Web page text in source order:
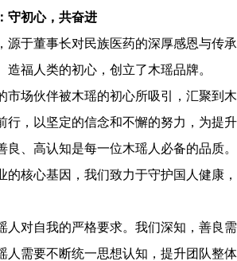
初心，共奋进
于董事长对民族医药的深厚感恩与传
造福人类的初心，创立了木瑶品牌。
场伙伴被木瑶的初心所吸引，汇聚到
行，以坚定的信念和不懈的努力，为提
、高认知是每一位木瑶人必备的品质。
核心基因，我们致力于守护国人健康
对自我的严格要求。我们深知，善良
人需要不断统一思想认知，提升团队整